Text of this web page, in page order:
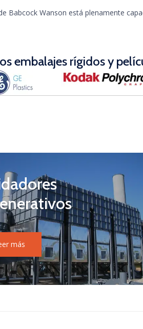
Babcock Wanson está plenamente
embalajes rígidos y
más